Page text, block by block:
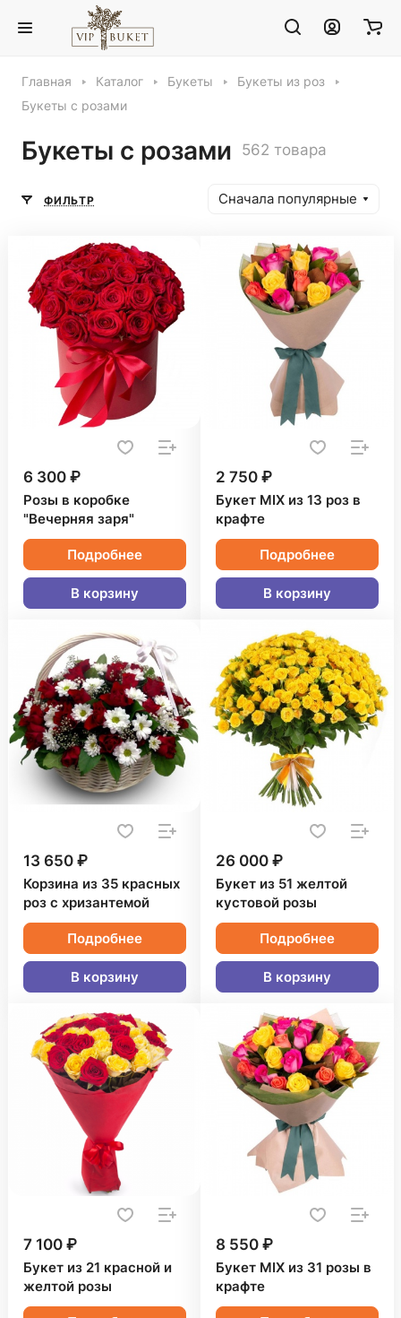
Главная Каталог Букеты
Букеты из роз
Букеты с розами
Букеты с розами 562 товара
ФИЛЬТР Сначала популярные
6 300 ₽
Розы в коробке
"Вечерняя заря"
Подробнее
В корзину
2 750 ₽
Букет MIX из 13 роз в
крафте
Подробнее
В корзину
13 650 ₽
Корзина из 35 красных
роз с хризантемой
Подробнее
В корзину
26 000 ₽
Букет из 51 желтой
кустовой розы
Подробнее
В корзину
7 100 ₽
Букет из 21 красной и
желтой розы
8 550 ₽
Букет MIX из 31 розы в
крафте